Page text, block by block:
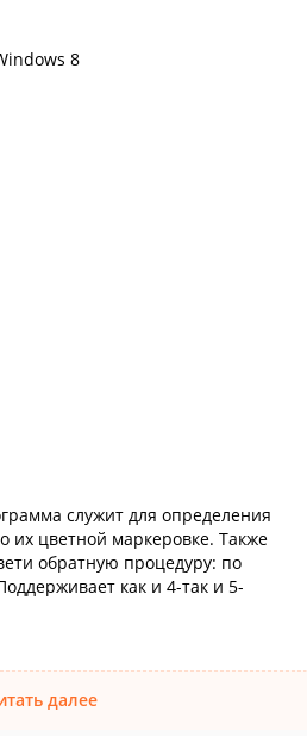
8
служит для определения
их цветной маркеровке. Также
обратную процедуру: по
как и 4-так и 5-
далее